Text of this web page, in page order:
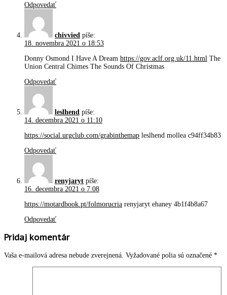
Odpovedať
chivvied píše:
18. novembra 2021 o 18:53
Donny Osmond I Have A Dream https://gov.aclf.org.uk/11.html The
Union Central Chimes The Sounds Of Christmas
Odpovedať
leslhend píše:
14. decembra 2021 o 11:10
https://social.urgclub.com/grabinthemap leslhend mollea c94ff34b83
Odpovedať
renyjaryt píše:
16. decembra 2021 o 7:08
https://motardbook.pt/folmorucria renyjaryt ehaney 4b1f4b8a67
Odpovedať
Pridaj komentár
Vaša e-mailová adresa nebude zverejnená. Vyžadované polia sú označené *